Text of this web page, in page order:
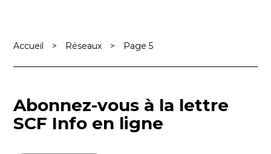
Accueil > Réseaux > Page 5
Abonnez-vous à la lettre
SCF Info en ligne